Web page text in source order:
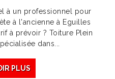
à un professionnel pour
à l'ancienne à Eguilles
à prévoir ? Toiture Plein
dans...
PLUS